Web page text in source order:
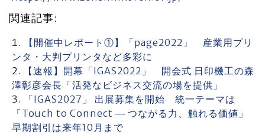
関連記事:
【開催中レポート①】「page2022」 産業用プリ
ンタ・大判プリンタなど多彩に
【速報】開幕「IGAS2022」 開会式 日印機工の森
澤彰彦会長「活発なビジネス交流の場を提供」
「IGAS2027」 出展募集を開始 統一テーマは
「Touch to Connect ― つながる力、触れる価値」
早期割引は来年10月まで